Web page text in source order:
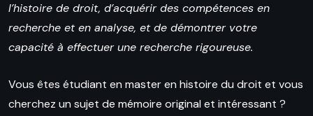
l’histoire de droit, d’acquérir des compétences en
recherche et en analyse, et de démontrer votre
capacité à effectuer une recherche rigoureuse.
Vous êtes étudiant en master en histoire du droit et vous
cherchez un sujet de mémoire original et intéressant ?